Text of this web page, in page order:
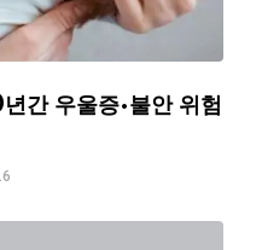
간 우울증·불안 위험